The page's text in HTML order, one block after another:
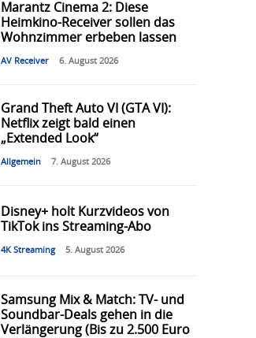
Marantz Cinema 2: Diese
Heimkino-Receiver sollen das
Wohnzimmer erbeben lassen
AV Receiver 6. August 2026
Grand Theft Auto VI (GTA VI):
Netflix zeigt bald einen
„Extended Look“
Allgemein 7. August 2026
Disney+ holt Kurzvideos von
TikTok ins Streaming-Abo
4K Streaming 5. August 2026
Samsung Mix & Match: TV- und
Soundbar-Deals gehen in die
Verlängerung (Bis zu 2.500 Euro